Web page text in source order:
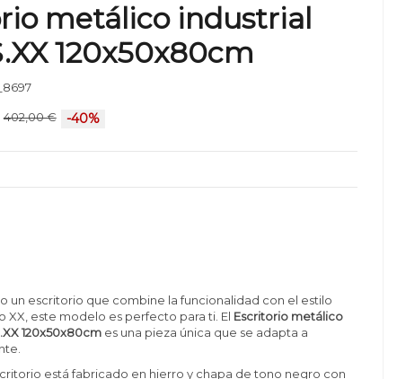
metálico industrial
120x50x80cm
402,00 € -40%
un escritorio que combine la funcionalidad con el estilo
XX, este modelo es perfecto para ti. El Escritorio metálico
120x50x80cm es una pieza única que se adapta a
está fabricado en hierro y chapa de tono negro con